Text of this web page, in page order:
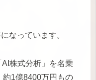
なっています。
株式分析」を名乗
約1億8400万円もの